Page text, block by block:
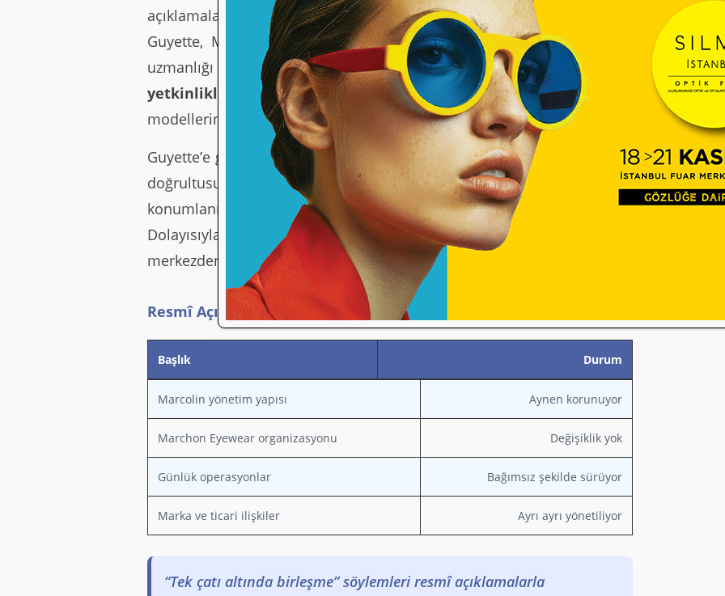
açıklamalar da bu yaklaşımı net biçimde destekliyor.
Guyette, Marcolin’in küresel ölçekte tanınan marka portföyü, üretim
uzmanlığı ve coğrafi varlığının, Marchon Eyewear’ın mevcut
yetkinliklerini tamamladığınıifade ederken; bunun şirketlerin iş
modellerini değiştirdiği anlamına gelmediğinin özellikle altını çiziyor.
Guyette’e göre bu satın alma, VSP Vision’ın uzun vadeli küresel vizyonu
doğrultusunda
kontrollü ve bilinçli bir büyüme adımı
olarak
konumlanıyor.
Dolayısıyla yönetimsel entegrasyon, operasyonel birleşme ya da tek
merkezden karar alma gibi bir yapı öngörülmüyor.
Resmî Açıklamalara Göre Netleşen Başlıklar
Başlık Durum
Marcolin yönetim yapısı Aynen korunuyor
Marchon Eyewear organizasyonu Değişiklik yok
Günlük operasyonlar Bağımsız şekilde sürüyor
Marka ve ticari ilişkiler Ayrı ayrı yönetiliyor
“Tek çatı altında birleşme” söylemleri resmî açıklamalarla